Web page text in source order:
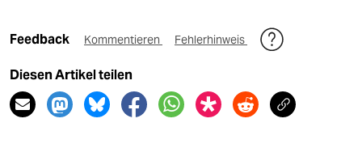
Feedback Kommentieren Fehlerhinweis
Diesen Artikel teilen